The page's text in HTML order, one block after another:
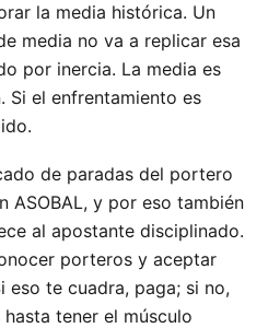
la media histórica. Un
media no va a replicar esa
por inercia. La media es
Si el enfrentamiento es
de paradas del portero
ASOBAL, y por eso también
al apostante disciplinado.
porteros y aceptar
eso te cuadra, paga; si no,
tener el músculo